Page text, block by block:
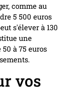
comme au
5 500 euros
s'élever à 130
une
à 75 euros
vos